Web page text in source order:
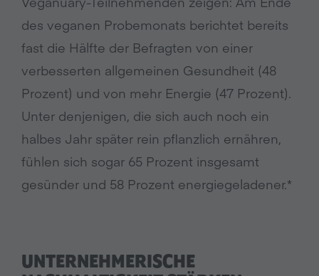
des veganen Probemonats berichtet bereits
fast die Hälfte der Befragten von einer
verbesserten allgemeinen Gesundheit (48
Prozent) und von mehr Energie (47 Prozent).
Unter denjenigen, die sich auch noch ein
halbes Jahr später rein pflanzlich ernähren,
fühlen sich sogar 65 Prozent insgesamt
gesünder und 58 Prozent energiegeladener.*
UNTERNEHMERISCHE